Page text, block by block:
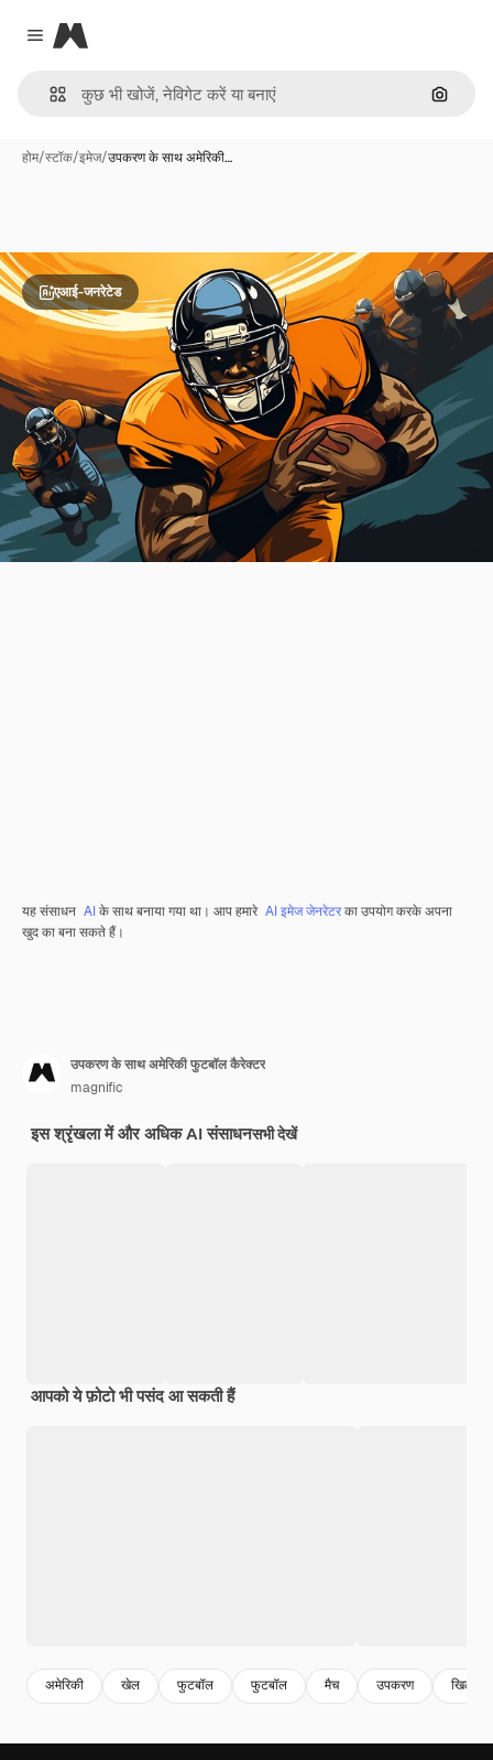
Close menu
Magnific
इमेज से
होम/स्टॉक/इमेज/उपकरण के साथ अमेरिकी…
एआई-जनरेटेड
यह संसाधन AIके साथ बनाया गया था। आप हमारे AI इमेज जेनरेटरका उपयोग करके अपना
खुद का बना सकते हैं।
उपकरण के साथ अमेरिकी फुटबॉल कैरेक्टर
magnific
इस श्रृंखला में और अधिक AI संसाधनसभी देखें
आपको ये फ़ोटो भी पसंद आ सकती हैं
अमेरिकी खेल फुटबॉल फुटबॉल मैच उपकरण खिलाड़ी